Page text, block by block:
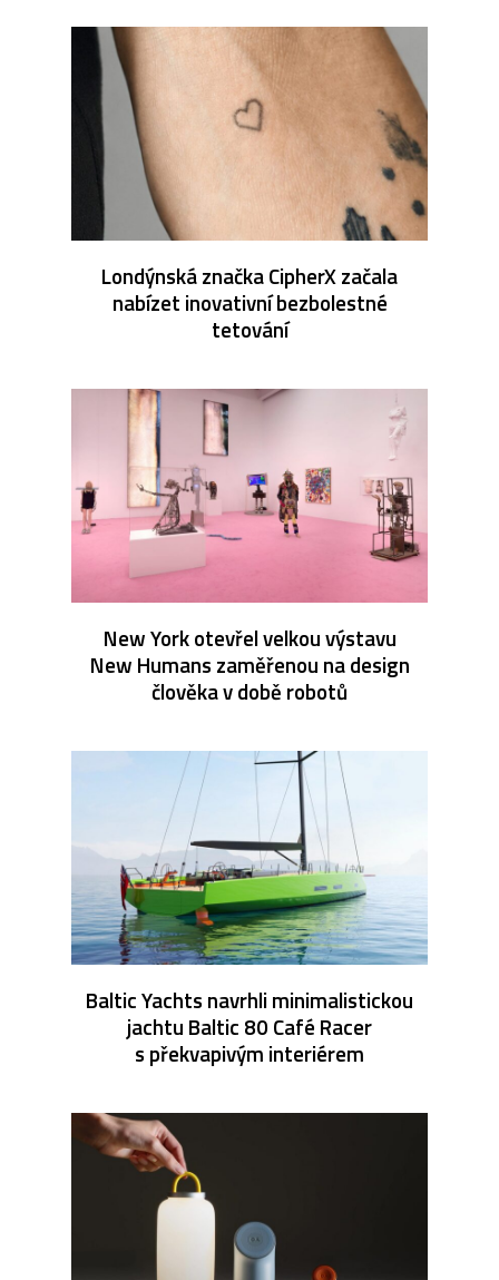
Londýnská značka CipherX začala
nabízet inovativní bezbolestné
tetování
New York otevřel velkou výstavu
New Humans zaměřenou na design
člověka v době robotů
Baltic Yachts navrhli minimalistickou
jachtu Baltic 80 Café Racer
s překvapivým interiérem